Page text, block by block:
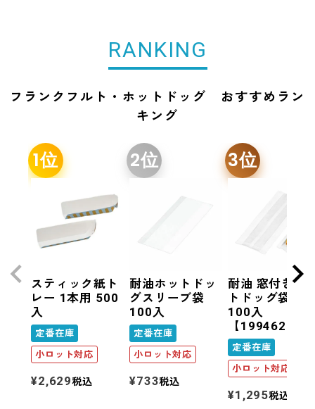
RANKING
フランクフルト・ホットドッグ おすすめラン
キング
スティック紙ト
レー 1本用 500
入
定番在庫
小ロット対応
¥2,629税込
耐油ホットドッ
グスリーブ袋
100入
定番在庫
小ロット対応
¥733税込
耐油 窓付きホ
トドッグ袋(大)
100入
【199462B】
定番在庫
小ロット対応
¥1,295税込